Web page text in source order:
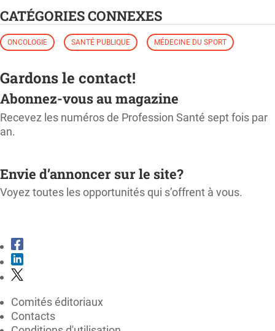
CATÉGORIES CONNEXES
ONCOLOGIE SANTÉ PUBLIQUE MÉDECINE DU SPORT
Gardons le contact!
Abonnez-vous au magazine
Recevez les numéros de Profession Santé sept fois par
an.
Envie d’annoncer sur le site?
Voyez toutes les opportunités qui s’offrent à vous.
Comités éditoriaux
Contacts